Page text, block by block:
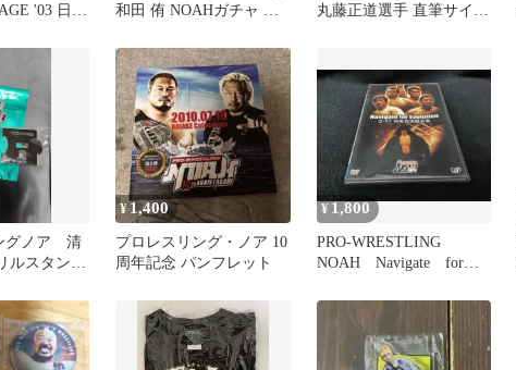
'03 日本
和田 侑 NOAHガチャ ア
丸藤正道選手 直筆サイン
グノア 清
ルスタンド
¥1,400
プロレスリング・ノア 10
周年記念 パンフレット
¥1,800
PRO-WRESTLING
NOAH Navigate for